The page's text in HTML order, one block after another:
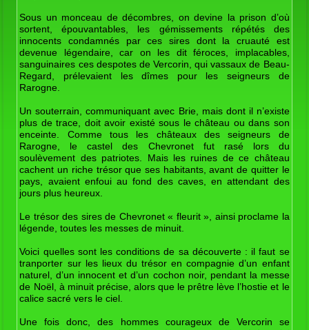
Sous un monceau de décombres, on devine la prison d’où
sortent, épouvantables, les gémissements répétés des
innocents condamnés par ces sires dont la cruauté est
devenue légendaire, car on les dit féroces, implacables,
sanguinaires ces despotes de Vercorin, qui vassaux de Beau-
Regard, prélevaient les dîmes pour les seigneurs de
Rarogne.
Un souterrain, communiquant avec Brie, mais dont il n’existe
plus de trace, doit avoir existé sous le château ou dans son
enceinte. Comme tous les châteaux des seigneurs de
Rarogne, le castel des Chevronet fut rasé lors du
soulèvement des patriotes. Mais les ruines de ce château
cachent un riche trésor que ses habitants, avant de quitter le
pays, avaient enfoui au fond des caves, en attendant des
jours plus heureux.
Le trésor des sires de Chevronet « fleurit », ainsi proclame la
légende, toutes les messes de minuit.
Voici quelles sont les conditions de sa découverte : il faut se
tranporter sur les lieux du trésor en compagnie d’un enfant
naturel, d’un innocent et d’un cochon noir, pendant la messe
de Noël, à minuit précise, alors que le prêtre lève l’hostie et le
calice sacré vers le ciel.
Une fois donc, des hommes courageux de Vercorin se